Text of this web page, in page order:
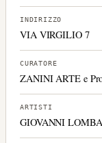
INDIRIZZO
VIA VIRGILIO 7
CURATORE
ZANINI ARTE e
ARTISTI
GIOVANNI